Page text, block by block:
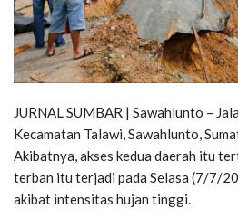
JURNAL SUMBAR | Sawahlunto –
Kecamatan Talawi, Sawahlunto,
Akibatnya, akses kedua daerah itu
terban itu terjadi pada Selasa (7/7/
akibat intensitas hujan tinggi.